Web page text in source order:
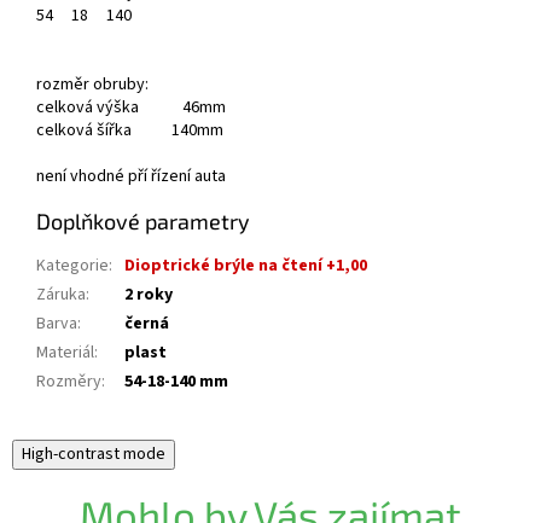
54 18 140
rozměr obruby:
celková výška 46mm
celková šířka 140mm
není vhodné pří řízení auta
Doplňkové parametry
Kategorie: Dioptrické brýle na čtení +1,00
Záruka:
2 roky
Barva:
černá
Materiál:
plast
Rozměry: 54-18-140 mm
High-contrast mode